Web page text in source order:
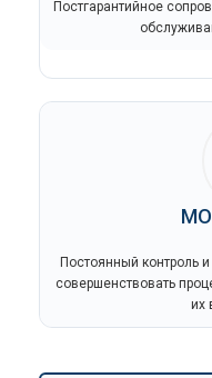
Постгарантийное
Постоянный контроль
совершенствовать
их